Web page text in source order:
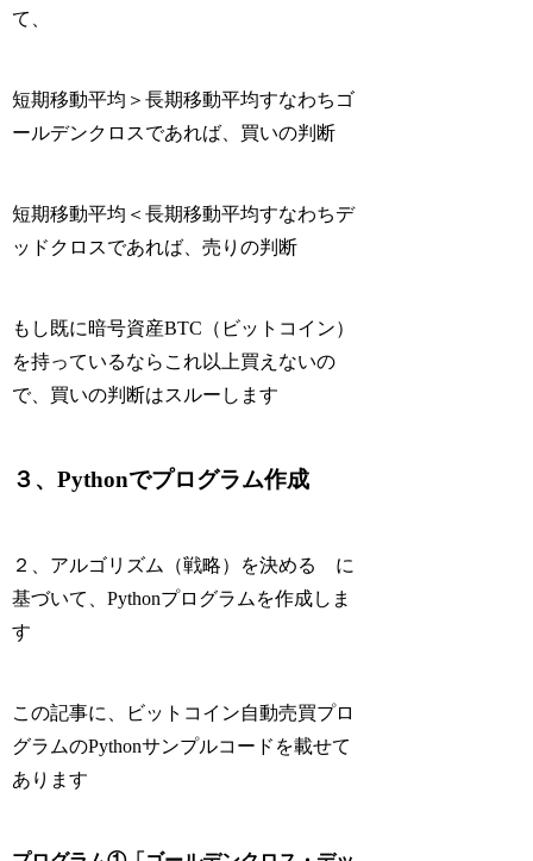
て、
短期移動平均＞長期移動平均すなわちゴ
ールデンクロスであれば、買いの判断
短期移動平均＜長期移動平均すなわちデ
ッドクロスであれば、売りの判断
もし既に暗号資産BTC（ビットコイン）
を持っているならこれ以上買えないの
で、買いの判断はスルーします
３、Pythonでプログラム作成
２、アルゴリズム（戦略）を決める に
基づいて、Pythonプログラムを作成しま
す
この記事に、ビットコイン自動売買プロ
グラムのPythonサンプルコードを載せて
あります